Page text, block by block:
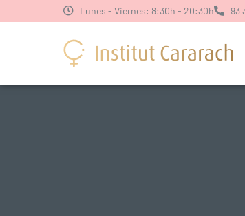
Lunes - Viernes: 8:30h - 20:30h 93